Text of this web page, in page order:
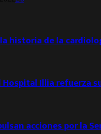
historia de la
Illia refuerza
acciones por la